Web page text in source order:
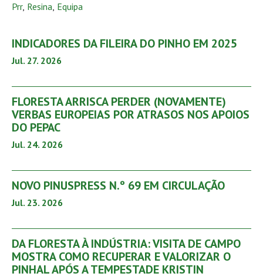
Prr, Resina, Equipa
INDICADORES DA FILEIRA DO PINHO EM 2025
Jul. 27. 2026
FLORESTA ARRISCA PERDER (NOVAMENTE)
VERBAS EUROPEIAS POR ATRASOS NOS APOIOS
DO PEPAC
Jul. 24. 2026
NOVO PINUSPRESS N.º 69 EM CIRCULAÇÃO
Jul. 23. 2026
DA FLORESTA À INDÚSTRIA: VISITA DE CAMPO
MOSTRA COMO RECUPERAR E VALORIZAR O
PINHAL APÓS A TEMPESTADE KRISTIN